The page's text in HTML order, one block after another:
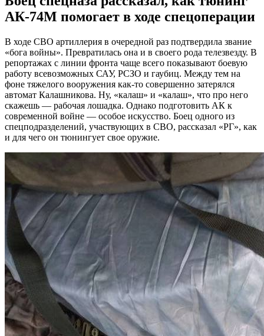
АК-74М помогает в ходе спецоперации
В ходе СВО артиллерия в очередной раз подтвердила звание
«бога войны». Превратилась она и в своего рода телезвезду. В
репортажах с линии фронта чаще всего показывают боевую
работу всевозможных САУ, РСЗО и гаубиц. Между тем на
фоне тяжелого вооружения как-то совершенно затерялся
автомат Калашникова. Ну, «калаш» и «калаш», что про него
скажешь — рабочая лошадка. Однако подготовить АК к
современной войне — особое искусство. Боец одного из
спецподразделений, участвующих в СВО, рассказал «РГ», как
и для чего он тюнингует свое оружие.